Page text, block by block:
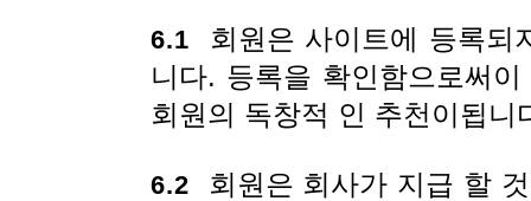
6.1 회원은 사이트에 등록되
니다. 등록을 확인함으로써
회원의 독창적 인 추천이됩니
6.2 회원은 회사가 지급 할